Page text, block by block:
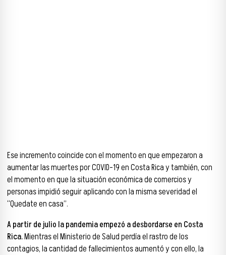
Ese incremento coincide con el momento en que empezaron a
aumentar las muertes por COVID-19 en Costa Rica y también, con
el momento en que la situación económica de comercios y
personas impidió seguir aplicando con la misma severidad el
“Quedate en casa”.
A partir de julio la pandemia empezó a desbordarse en Costa
Rica.Mientras el Ministerio de Salud perdía el rastro de los
contagios, la cantidad de fallecimientos aumentó y con ello, la